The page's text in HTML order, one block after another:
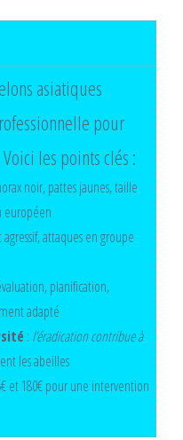
asiatiques
pour
les points clés :
noir, pattes jaunes, taille
européen
attaques en groupe
planification,
adapté
: l’éradication contribue à
les abeilles
et 180€ pour une intervention